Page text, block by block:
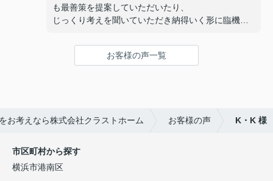
も最善策を提案していただいたり、
じっくり考えを聞いていただき納得いく形に臨機応
次も機会があればまたお願いしたいと思います。
お客様の声一覧
お考えなら株式会社クラストホーム お客様の声 K・K 様
市区町村から探す
横浜市港南区